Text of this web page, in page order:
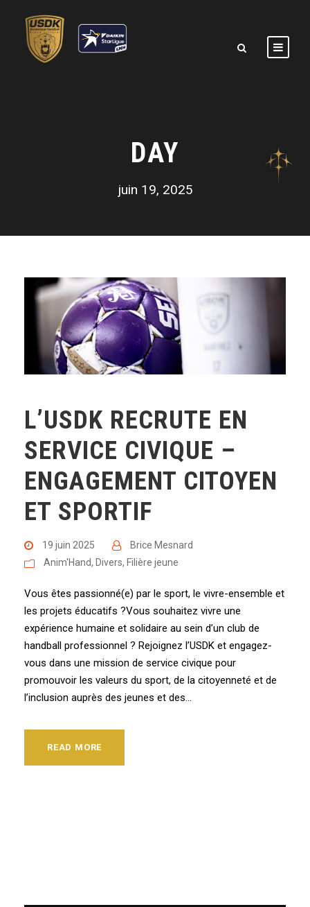
DAY
juin 19, 2025
L’USDK RECRUTE EN
SERVICE CIVIQUE –
ENGAGEMENT CITOYEN
ET SPORTIF
19 juin 2025
Brice Mesnard
Anim'Hand, Divers, Filière jeune
Vous êtes passionné(e) par le sport, le vivre-ensemble et
les projets éducatifs ?Vous souhaitez vivre une
expérience humaine et solidaire au sein d’un club de
handball professionnel ? Rejoignez l’USDK et engagez-
vous dans une mission de service civique pour
promouvoir les valeurs du sport, de la citoyenneté et de
l’inclusion auprès des jeunes et des...
READ MORE